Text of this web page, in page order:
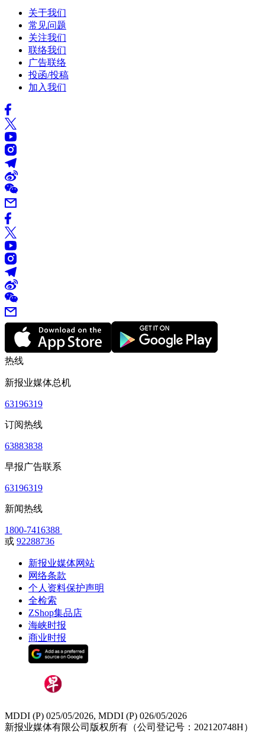
关于我们
常见问题
关注我们
联络我们
广告联络
投函/投稿
加入我们
热线
新报业媒体总机
63196319
订阅热线
63883838
早报广告联系
63196319
新闻热线
1800-7416388
或 92288736
新报业媒体网站
网络条款
个人资料保护声明
全检索
ZShop集品店
海峡时报
商业时报
MDDI (P) 025/05/2026, MDDI (P) 026/05/2026
新报业媒体有限公司版权所有（公司登记号：202120748H）